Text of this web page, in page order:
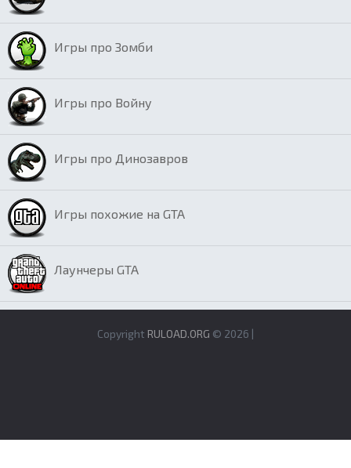
Игры про Зомби
Игры про Войну
Игры про Динозавров
Игры похожие на GTA
Лаунчеры GTA
Copyright RULOAD.ORG © 2026 |